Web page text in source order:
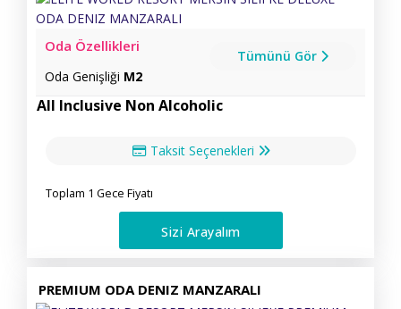
Oda Özellikleri
Oda Genişliği M2
Tümünü Gör
All Inclusive Non Alcoholic
Taksit Seçenekleri
Toplam 1 Gece Fiyatı
Sizi Arayalım
PREMIUM ODA DENIZ MANZARALI